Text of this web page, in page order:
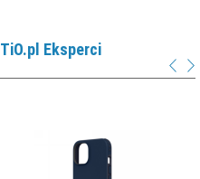
TiO.pl Eksperci